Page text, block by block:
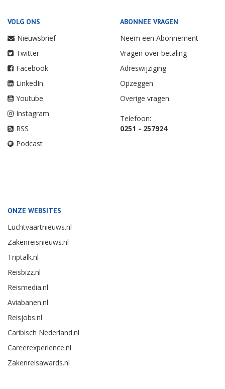
VOLG ONS
Nieuwsbrief
Twitter
Facebook
LinkedIn
Youtube
Instagram
RSS
Podcast
ABONNEE VRAGEN
Neem een Abonnement
Vragen over betaling
Adreswijziging
Opzeggen
Overige vragen
Telefoon:
0251 - 257924
ONZE WEBSITES
Luchtvaartnieuws.nl
Zakenreisnieuws.nl
Triptalk.nl
Reisbizz.nl
Reismedia.nl
Aviabanen.nl
Reisjobs.nl
Caribisch Nederland.nl
Careerexperience.nl
Zakenreisawards.nl